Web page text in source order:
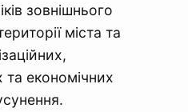
зовнішнього
міста та
та економічних